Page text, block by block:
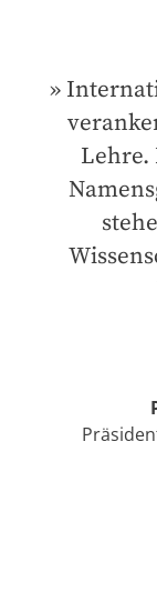
Lehre.